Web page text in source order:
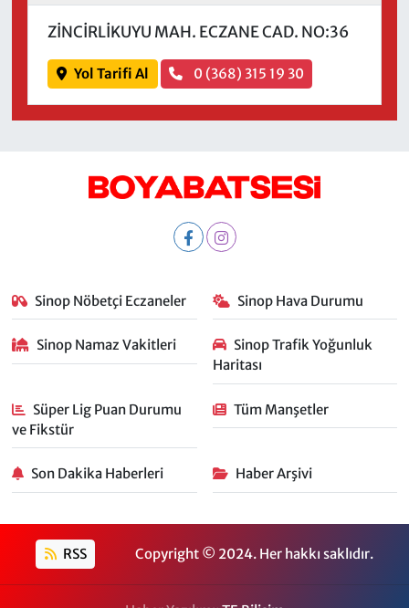
ZİNCİRLİKUYU MAH. ECZANE CAD. NO:36
Yol Tarifi Al 0 (368) 315 19 30
Sinop Nöbetçi Eczaneler Sinop Hava Durumu
Sinop Namaz Vakitleri
Sinop Trafik Yoğunluk
Haritası
Süper Lig Puan Durumu
ve Fikstür
Tüm Manşetler
Son Dakika Haberleri Haber Arşivi
RSS Copyright © 2024. Her hakkı saklıdır.